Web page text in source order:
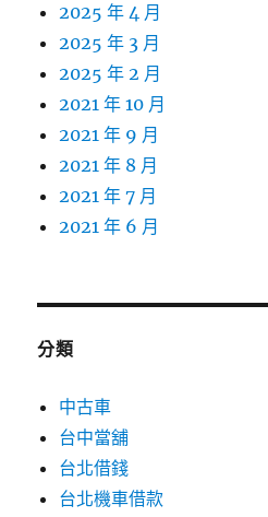
2025 年 4 月
2025 年 3 月
2025 年 2 月
2021 年 10 月
2021 年 9 月
2021 年 8 月
2021 年 7 月
2021 年 6 月
分類
中古車
台中當舖
台北借錢
台北機車借款